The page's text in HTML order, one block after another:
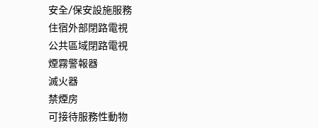
安全/保安設施服務
住宿外部閉路電視
公共區域閉路電視
煙霧警報器
滅火器
禁煙房
可接待服務性動物